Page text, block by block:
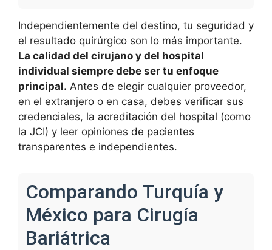
Independientemente del destino, tu seguridad y
el resultado quirúrgico son lo más importante.
La calidad del cirujano y del hospital
individual siempre debe ser tu enfoque
principal. Antes de elegir cualquier proveedor,
en el extranjero o en casa, debes verificar sus
credenciales, la acreditación del hospital (como
la JCI) y leer opiniones de pacientes
transparentes e independientes.
Comparando Turquía y
México para Cirugía
Bariátrica